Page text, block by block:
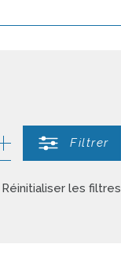
Filtrer
Réinitialiser les filtres